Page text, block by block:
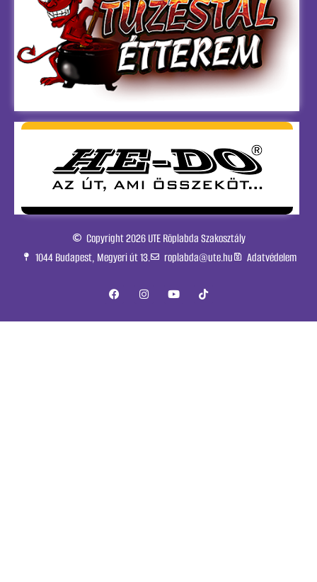
Copyright 2026 UTE Röplabda Szakosztály
1044 Budapest, Megyeri út 13.
roplabda@ute.hu Adatvédelem